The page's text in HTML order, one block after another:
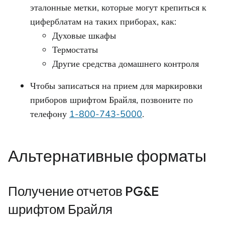
эталонные метки, которые могут крепиться к
циферблатам на таких приборах, как:
Духовые шкафы
Термостаты
Другие средства домашнего контроля
Чтобы записаться на прием для маркировки
приборов шрифтом Брайля, позвоните по
телефону 1-800-743-5000.
Альтернативные форматы
Получение отчетов PG&E
шрифтом Брайля